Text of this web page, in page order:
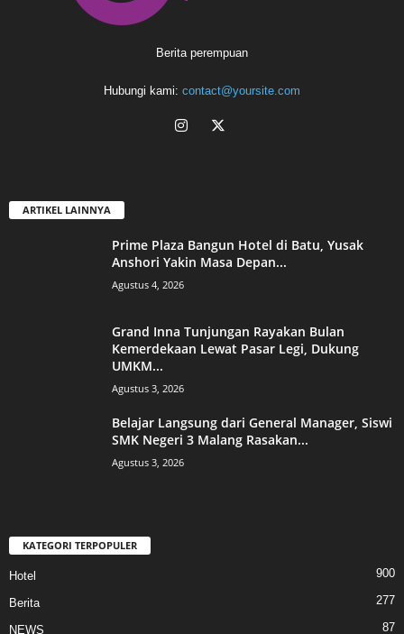
Berita perempuan
Hubungi kami: contact@yoursite.com
ARTIKEL LAINNYA
Prime Plaza Bangun Hotel di Batu, Yusak
Anshori Yakin Masa Depan...
Agustus 4, 2026
Grand Inna Tunjungan Rayakan Bulan
Kemerdekaan Lewat Pasar Legi, Dukung
UMKM...
Agustus 3, 2026
Belajar Langsung dari General Manager, Siswi
SMK Negeri 3 Malang Rasakan...
Agustus 3, 2026
KATEGORI TERPOPULER
Hotel 900
Berita 277
NEWS 87